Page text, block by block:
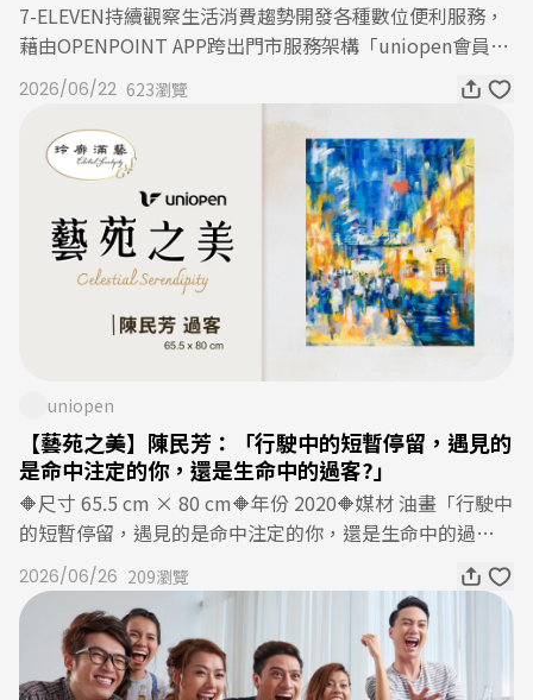
7-ELEVEN持續觀察生活消費趨勢開發各種數位便利服務，
藉由OPENPOINT APP跨出門市服務架構「uniopen會員生
活圈」。掌握「好運經濟」商機、提升會員每日活躍度，於
6月23日起串聯uniopen APP熱門星座運勢服務，讓會員每
天都可開啟APP免費觀看12星座運勢，隨時隨地掌握人生打
造勝利方程式。7-ELEVEN 藉由OPENPOINT APP提供上百
種便民服務，從點數支付、行動隨時取、微金融服務、行動
購物、社群團購、愛心捐款到生活寄件等，打造一日數位生
活圈、培養近2,000萬名會員，下載量已突破2,400萬、每
年開啟次數達7億次。為持續開發多元服務滿足會員需求，
OPENPOINT APP串聯uniopen APP熱門星座運勢服務，由
星座專家提供每周星座運勢，同時還有心理測驗、命理風水
運還是如何開運、求財、感情等，都能找到自己最適合的解
方，每天開啟OPENPOINT APP、OPEN日常好運。不僅如
此，「uniopen」生活服務平台歡慶ibon入駐自即日起推出
免費列印好運貼活動，只要下載uniopen APP就有機會領取
生活好運貼兌換序號，可至全台7-ELEVEN的ibon機台免費
列印，包含財運滾滾來、面試一拍即合、緣分悄悄靠近，可
貼在手機、筆電或是辦公室等地，讓每一天都被好運包圍。
另外，被封為OPENPOINT點數回饋神卡的中國信託uniop
en聯名卡，持續推出多元點數回饋活動，透過不同消費場
景與生活繳費優惠，擴大點數經濟規模。繼牌照稅、房屋
2026/06/22 623瀏覽
uniopen
【藝苑之美】陳民芳：「行駛中的短暫停留，遇見的
是命中注定的你，還是生命中的過客?」
🔶尺寸 65.5 cm × 80 cm🔶年份 2020🔶媒材 油畫「行駛中
的短暫停留，遇見的是命中注定的你，還是生命中的過
客?」陳民芳是自由藝術工作者，專職西畫創作與教學。自
中師美院畢業後，便展開了以全台為舞台的巡迴展覽計畫。
十二年間，完成在本島十八縣市藝文中心的巡迴個展。也多
次受邀參加台灣、國際的藝術博覽會。目前定居台中，持續
以繪畫為生活的核心，延續我對藝術的探索與實踐。每一件
2026/06/26 209瀏覽